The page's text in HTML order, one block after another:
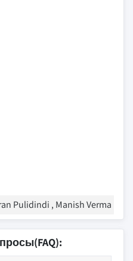
Pulidindi , Manish Verma